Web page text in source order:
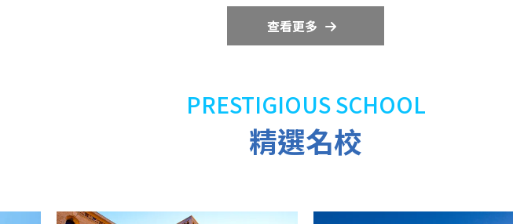
查看更多
精選名校